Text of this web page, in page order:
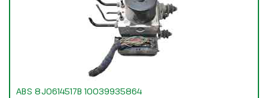
ABS 8J0614517B 10039935864